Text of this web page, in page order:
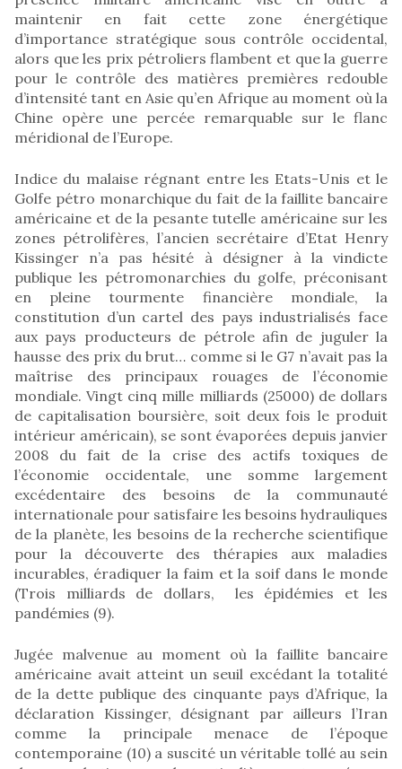
maintenir en fait cette zone énergétique
d’importance stratégique sous contrôle occidental,
alors que les prix pétroliers flambent et que la guerre
pour le contrôle des matières premières redouble
d’intensité tant en Asie qu’en Afrique au moment où la
Chine opère une percée remarquable sur le flanc
méridional de l’Europe.
Indice du malaise régnant entre les Etats-Unis et le
Golfe pétro monarchique du fait de la faillite bancaire
américaine et de la pesante tutelle américaine sur les
zones pétrolifères, l’ancien secrétaire d’Etat Henry
Kissinger n’a pas hésité à désigner à la vindicte
publique les pétromonarchies du golfe, préconisant
en pleine tourmente financière mondiale, la
constitution d’un cartel des pays industrialisés face
aux pays producteurs de pétrole afin de juguler la
hausse des prix du brut… comme si le G7 n’avait pas la
maîtrise des principaux rouages de l’économie
mondiale. Vingt cinq mille milliards (25000) de dollars
de capitalisation boursière, soit deux fois le produit
intérieur américain), se sont évaporées depuis janvier
2008 du fait de la crise des actifs toxiques de
l’économie occidentale, une somme largement
excédentaire des besoins de la communauté
internationale pour satisfaire les besoins hydrauliques
de la planète, les besoins de la recherche scientifique
pour la découverte des thérapies aux maladies
incurables, éradiquer la faim et la soif dans le monde
(Trois milliards de dollars, les épidémies et les
pandémies (9).
Jugée malvenue au moment où la faillite bancaire
américaine avait atteint un seuil excédant la totalité
de la dette publique des cinquante pays d’Afrique, la
déclaration Kissinger, désignant par ailleurs l’Iran
comme la principale menace de l’époque
contemporaine (10) a suscité un véritable tollé au sein